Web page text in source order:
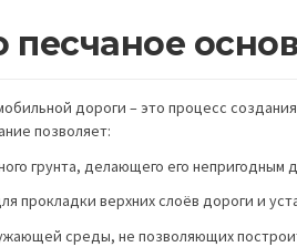
песчаное
дороги – это процесс
позволяет:
грунта, делающего его
прокладки верхних слоёв дороги и
среды, не позволяющих